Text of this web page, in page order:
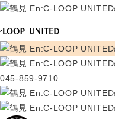
045-859-9710